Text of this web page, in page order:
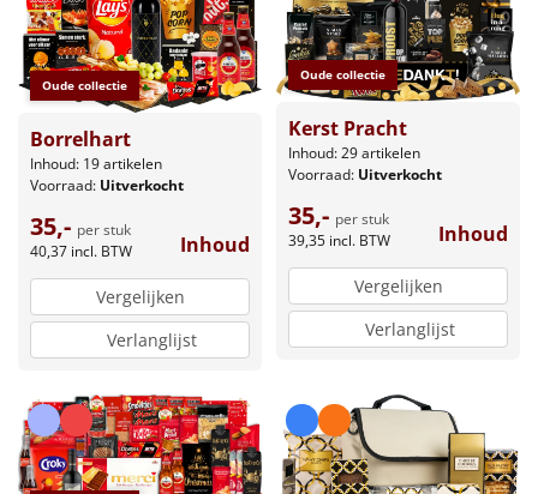
Oude collectie
Borrelhart
Inhoud: 19 artikelen
Voorraad: Uitverkocht
35,- per stuk
40,37 incl. BTW Inhoud
Vergelijken
Verlanglijst
Oude collectie
Kerst Pracht
Inhoud: 29 artikelen
Voorraad: Uitverkocht
35,- per stuk
39,35 incl. BTW Inhoud
Vergelijken
Verlanglijst